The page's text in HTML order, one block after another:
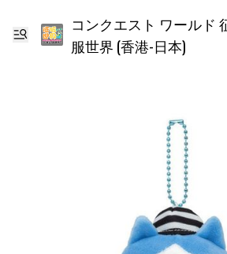
コンクエスト ワールド 征
服世界 (香港-日本)